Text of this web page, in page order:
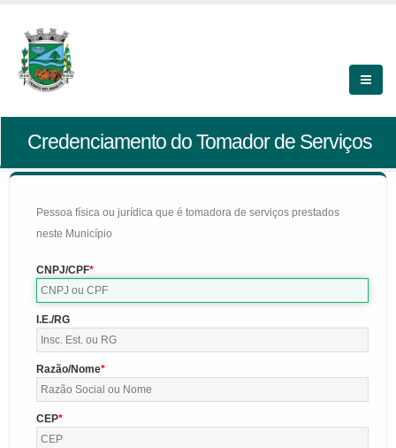
Credenciamento do Tomador de Serviços
Pessoa física ou jurídica que é tomadora de serviços prestados
neste Município
CNPJ/CPF
I.E./RG
Razão/Nome
CEP